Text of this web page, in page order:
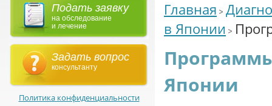
Подать заявку
на обследование
и лечение
Задать вопрос
консультанту
Политика конфиденциальности
Главная
в Японии
Японии